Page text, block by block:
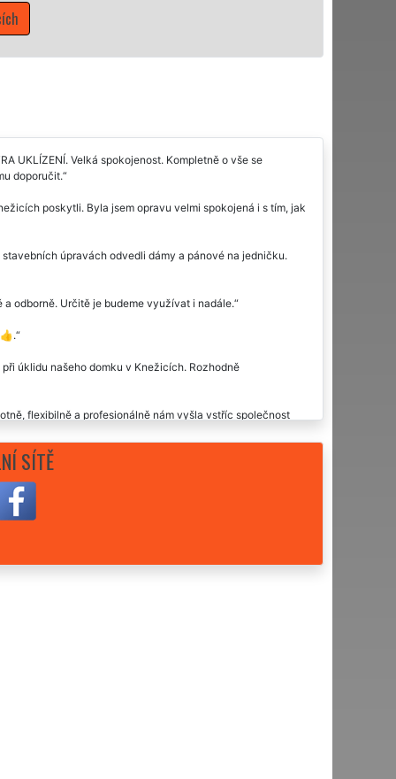
UKLÍZENÍ. Velká spokojenost. Kompletně o vše se
doporučit.
poskytli. Byla jsem opravu velmi spokojená i s tím, jak
úpravách odvedli dámy a pánové na jedničku.
odborně. Určitě je budeme využívat i nadále.
úklidu našeho domku v Knežicích. Rozhodně
flexibilně a profesionálně nám vyšla vstříc společnost
SÍTĚ